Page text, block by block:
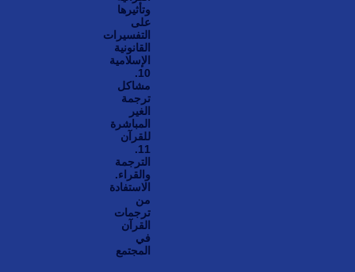
وتأثيرها
على
التفسيرات
القانونية
الإسلامية
10.
مشاكل
ترجمة
الغير
المباشرة
للقرآن
11.
الترجمة
والقراء.
الاستفادة
من
ترجمات
القرآن
في
المجتمع